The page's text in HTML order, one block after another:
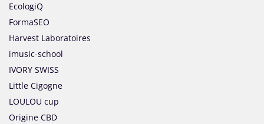
EcologiQ
FormaSEO
Harvest Laboratoires
imusic-school
IVORY SWISS
Little Cigogne
LOULOU cup
Origine CBD